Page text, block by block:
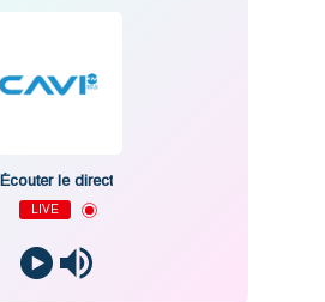
Écouter le direct
LIVE